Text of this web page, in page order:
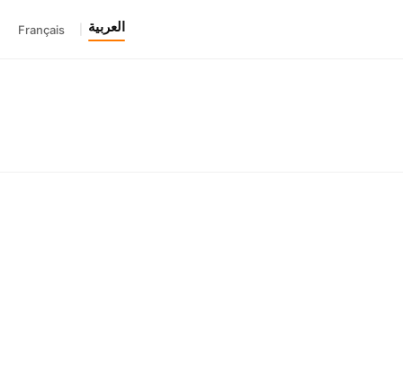
العربية Français